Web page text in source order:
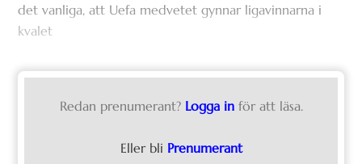
det vanliga, att Uefa medvetet gynnar ligavinnarna i
kvalet
Redan prenumerant? Logga in för att läsa.
Eller bli Prenumerant